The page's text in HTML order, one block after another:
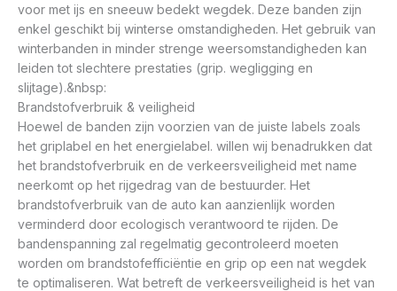
voor met ijs en sneeuw bedekt wegdek. Deze banden zijn
enkel geschikt bij winterse omstandigheden. Het gebruik van
winterbanden in minder strenge weersomstandigheden kan
leiden tot slechtere prestaties (grip. wegligging en
slijtage).&nbsp:
Brandstofverbruik & veiligheid
Hoewel de banden zijn voorzien van de juiste labels zoals
het griplabel en het energielabel. willen wij benadrukken dat
het brandstofverbruik en de verkeersveiligheid met name
neerkomt op het rijgedrag van de bestuurder. Het
brandstofverbruik van de auto kan aanzienlijk worden
verminderd door ecologisch verantwoord te rijden. De
bandenspanning zal regelmatig gecontroleerd moeten
worden om brandstofefficiëntie en grip op een nat wegdek
te optimaliseren. Wat betreft de verkeersveiligheid is het van